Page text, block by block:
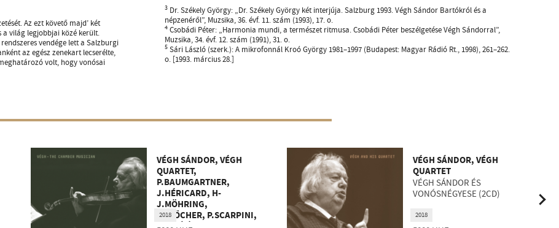
Az ezt követő majd’ két
a világ legjobbjai közé került.
vendége lett a Salzburgi
az egész zenekart lecserélte,
volt, hogy vonósai
3 Dr. Székely György: „Dr. Székely György két interjúja. Salzburg 1993. Végh Sándor Bartókról és a
népzenéről”, Muzsika, 36. évf. 11. szám (1993), 17. o.
4 Csobádi Péter: „Harmonia mundi, a természet ritmusa. Csobádi Péter beszélgetése Végh Sándorral”,
Muzsika, 34. évf. 12. szám (1991), 31. o.
5 Sári László (szerk.): A mikrofonnál Kroó György 1981–1997 (Budapest: Magyar Rádió Rt., 1998), 261–262.
o. [1993. március 28.]
VÉGH SÁNDOR, VÉGH
QUARTET,
P.BAUMGARTNER,
J.HÉRICARD, H-
J.MÖHRING,
P.BLÖCHER, P.SCARPINI,
2018
VÉGH SÁNDOR, VÉGH
QUARTET
VÉGH SÁNDOR ÉS
VONÓSNÉGYESE (2CD)
2018